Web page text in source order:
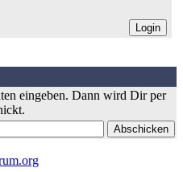
eingeben. Dann wird Dir per